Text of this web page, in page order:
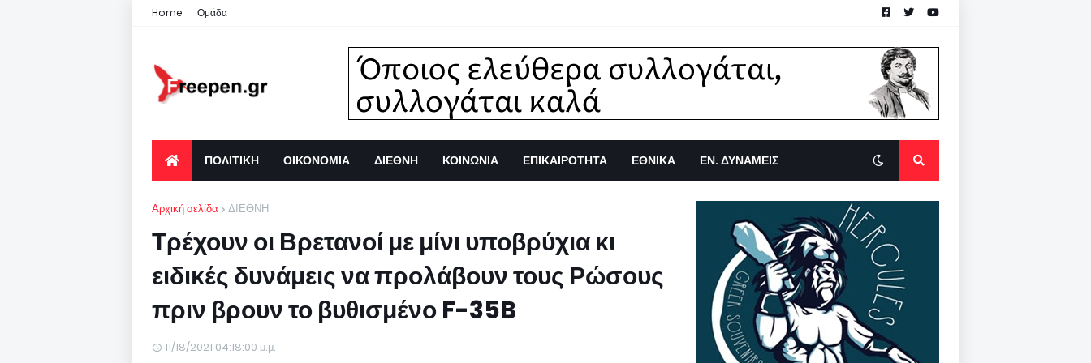
Home Ομάδα
ΠΟΛΙΤΙΚΗ ΟΙΚΟΝΟΜΙΑ ΔΙΕΘΝΗ ΚΟΙΝΩΝΙΑ ΕΠΙΚΑΙΡΟΤΗΤΑ ΕΘΝΙΚΑ ΕΝ. ΔΥΝΑΜΕΙΣ
Αρχική σελίδα ΔΙΕΘΝΗ
Τρέχουν οι Βρετανοί με μίνι υποβρύχια κι
ειδικές δυνάμεις να προλάβουν τους Ρώσους
πριν βρουν το βυθισμένο F-35B
11/18/2021 04:18:00 μ.μ.